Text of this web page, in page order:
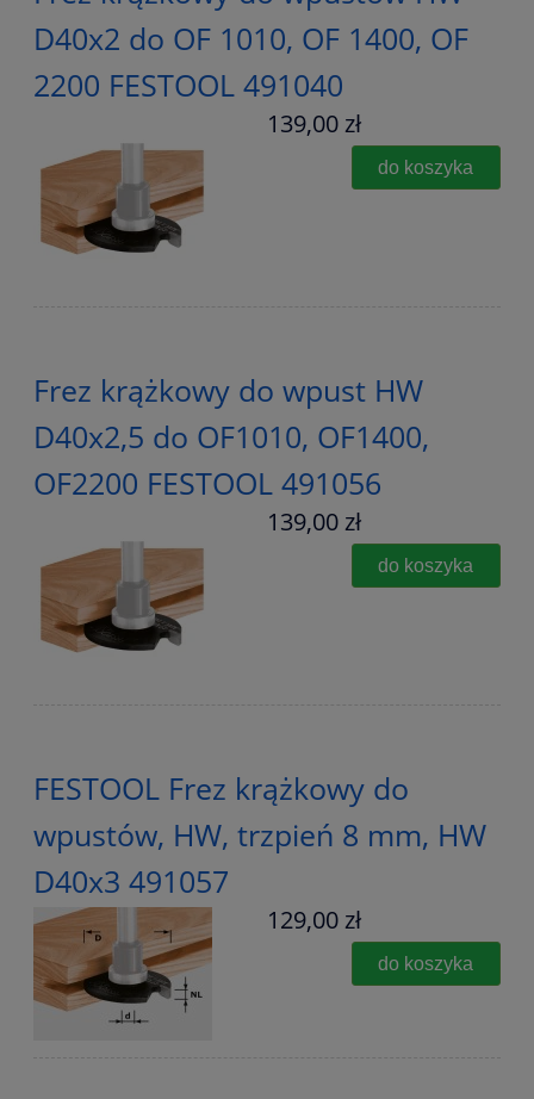
D40x2 do OF 1010, OF 1400, OF
2200 FESTOOL 491040
139,00 zł
do koszyka
Frez krążkowy do wpust HW
D40x2,5 do OF1010, OF1400,
OF2200 FESTOOL 491056
139,00 zł
do koszyka
FESTOOL Frez krążkowy do
wpustów, HW, trzpień 8 mm, HW
D40x3 491057
129,00 zł
do koszyka